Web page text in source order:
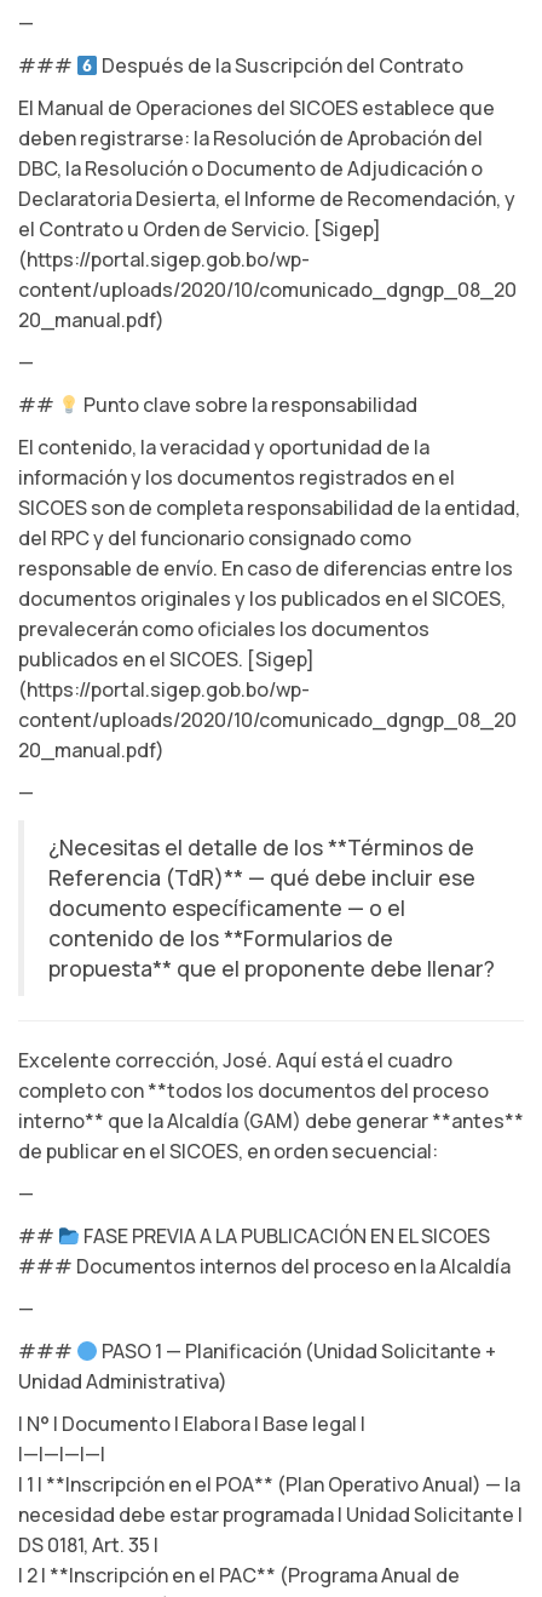
—
###
Después de la Suscripción del Contrato
El Manual de Operaciones del SICOES establece que
deben registrarse: la Resolución de Aprobación del
DBC, la Resolución o Documento de Adjudicación o
Declaratoria Desierta, el Informe de Recomendación, y
el Contrato u Orden de Servicio. [Sigep]
(https://portal.sigep.gob.bo/wp-
content/uploads/2020/10/comunicado_dgngp_08_20
20_manual.pdf)
—
##
Punto clave sobre la responsabilidad
El contenido, la veracidad y oportunidad de la
información y los documentos registrados en el
SICOES son de completa responsabilidad de la entidad,
del RPC y del funcionario consignado como
responsable de envío. En caso de diferencias entre los
documentos originales y los publicados en el SICOES,
prevalecerán como oficiales los documentos
publicados en el SICOES. [Sigep]
(https://portal.sigep.gob.bo/wp-
content/uploads/2020/10/comunicado_dgngp_08_20
20_manual.pdf)
—
¿Necesitas el detalle de los **Términos de
Referencia (TdR)** — qué debe incluir ese
documento específicamente — o el
contenido de los **Formularios de
propuesta** que el proponente debe llenar?
Excelente corrección, José. Aquí está el cuadro
completo con **todos los documentos del proceso
interno** que la Alcaldía (GAM) debe generar **antes**
de publicar en el SICOES, en orden secuencial:
—
##
FASE PREVIA A LA PUBLICACIÓN EN EL SICOES
### Documentos internos del proceso en la Alcaldía
—
###
PASO 1 — Planificación (Unidad Solicitante +
Unidad Administrativa)
| N° | Documento | Elabora | Base legal |
|—|—|—|—|
| 1 | **Inscripción en el POA** (Plan Operativo Anual) — la
necesidad debe estar programada | Unidad Solicitante |
DS 0181, Art. 35 |
| 2 | **Inscripción en el PAC** (Programa Anual de